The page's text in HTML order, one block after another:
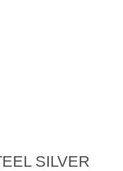
SILVER